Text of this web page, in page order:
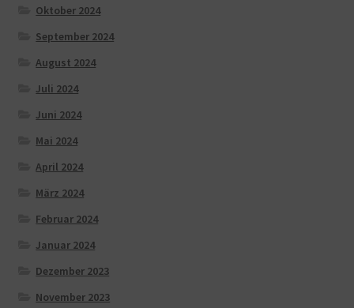
Oktober 2024
September 2024
August 2024
Juli 2024
Juni 2024
Mai 2024
April 2024
März 2024
Februar 2024
Januar 2024
Dezember 2023
November 2023